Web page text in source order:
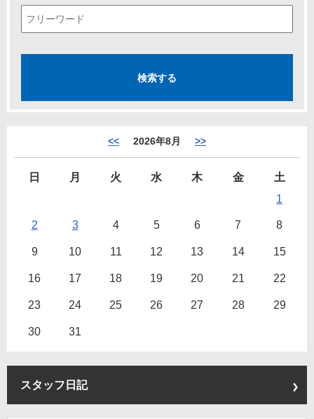
<< 2026年8月 >>
日 月 火 水 木 金
土
1
2 3 4 5 6 7 8
9 10 11 12 13 14 15
16 17 18 19 20 21 22
23 24 25 26 27 28 29
30 31
スタッフ日記